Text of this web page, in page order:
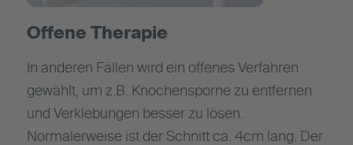
Offene Therapie
In anderen Fällen wird ein offenes Verfahren
gewählt, um z.B. Knochensporne zu entfernen
und Verklebungen besser zu lösen.
Normalerweise ist der Schnitt ca. 4cm lang. Der